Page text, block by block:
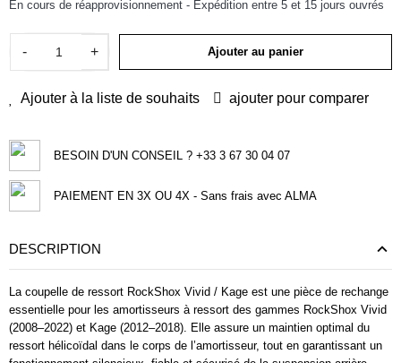
En cours de réapprovisionnement - Expédition entre 5 et 15 jours ouvrés
- + Ajouter au panier
Ajouter à la liste de souhaits ajouter pour comparer
BESOIN D'UN CONSEIL ? +33 3 67 30 04 07
PAIEMENT EN 3X OU 4X - Sans frais avec ALMA
DESCRIPTION
La coupelle de ressort RockShox Vivid / Kage est une pièce de rechange
essentielle pour les amortisseurs à ressort des gammes RockShox Vivid
(2008–2022) et Kage (2012–2018). Elle assure un maintien optimal du
ressort hélicoïdal dans le corps de l’amortisseur, tout en garantissant un